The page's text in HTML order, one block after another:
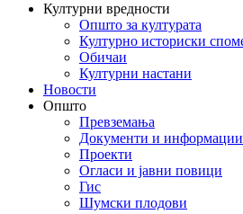
Културни вредности
Општо за културата
Културно историски
Обичаи
Културни настани
Новости
Општо
Превземања
Документи и информации
Проекти
Огласи и јавни повици
Гис
Шумски плодови